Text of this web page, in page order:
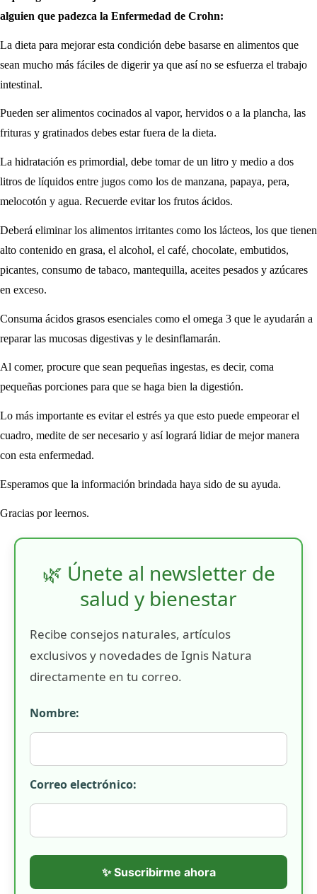
alguien que padezca la Enfermedad de Crohn:
La dieta para mejorar esta condición debe basarse en alimentos que
sean mucho más fáciles de digerir ya que así no se esfuerza el trabajo
intestinal.
Pueden ser alimentos cocinados al vapor, hervidos o a la plancha, las
frituras y gratinados debes estar fuera de la dieta.
La hidratación es primordial, debe tomar de un litro y medio a dos
litros de líquidos entre jugos como los de manzana, papaya, pera,
melocotón y agua. Recuerde evitar los frutos ácidos.
Deberá eliminar los alimentos irritantes como los lácteos, los que tienen
alto contenido en grasa, el alcohol, el café, chocolate, embutidos,
picantes, consumo de tabaco, mantequilla, aceites pesados y azúcares
en exceso.
Consuma ácidos grasos esenciales como el omega 3 que le ayudarán a
reparar las mucosas digestivas y le desinflamarán.
Al comer, procure que sean pequeñas ingestas, es decir, coma
pequeñas porciones para que se haga bien la digestión.
Lo más importante es evitar el estrés ya que esto puede empeorar el
cuadro, medite de ser necesario y así logrará lidiar de mejor manera
con esta enfermedad.
Esperamos que la información brindada haya sido de su ayuda.
Gracias por leernos.
🌿 Únete al newsletter de
salud y bienestar
Recibe consejos naturales, artículos
exclusivos y novedades de Ignis Natura
directamente en tu correo.
Nombre:
Correo electrónico:
✨ Suscribirme ahora